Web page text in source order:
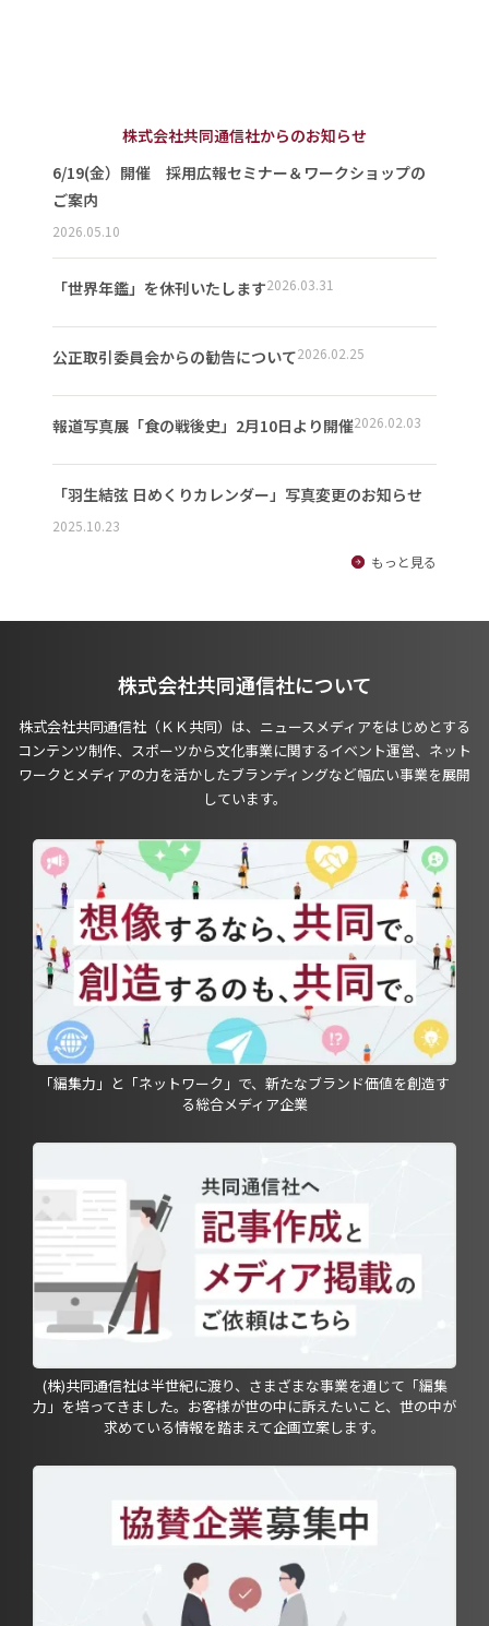
株式会社共同通信社からのお知らせ
6/19(金）開催 採用広報セミナー＆ワークショップの
ご案内
2026.05.10
「世界年鑑」を休刊いたします2026.03.31
公正取引委員会からの勧告について2026.02.25
報道写真展「食の戦後史」2月10日より開催2026.02.03
「羽生結弦 日めくりカレンダー」写真変更のお知らせ
2025.10.23
もっと見る
株式会社共同通信社について
株式会社共同通信社（ＫＫ共同）は、ニュースメディアをはじめとする
コンテンツ制作、スポーツから文化事業に関するイベント運営、ネット
ワークとメディアの力を活かしたブランディングなど幅広い事業を展開
しています。
「編集力」と「ネットワーク」で、新たなブランド価値を創造す
る総合メディア企業
(株)共同通信社は半世紀に渡り、さまざまな事業を通じて「編集
力」を培ってきました。お客様が世の中に訴えたいこと、世の中が
求めている情報を踏まえて企画立案します。